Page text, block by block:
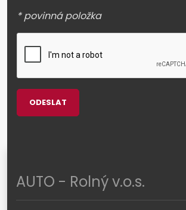
* povinná položka
ODESLAT
AUTO - Rolný v.o.s.